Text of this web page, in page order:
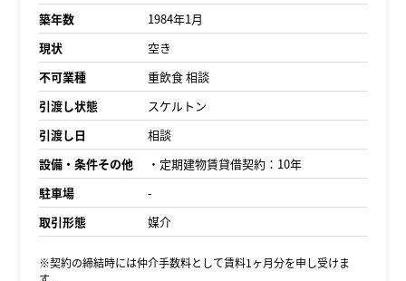
築年数
1984年1月
現状
空き
不可業種
重飲食 相談
引渡し状態
スケルトン
引渡し日
相談
設備・条件その他
・定期建物賃貸借契約：10年
駐車場
-
取引形態
媒介
※契約の締結時には仲介手数料として賃料1ヶ月分を申し受けま